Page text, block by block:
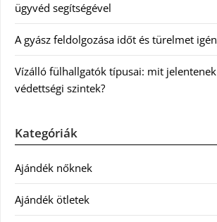
ügyvéd segítségével
A gyász feldolgozása időt és türelmet
Vízálló fülhallgatók típusai: mit jelentenek
védettségi szintek?
Kategóriák
Ajándék nőknek
Ajándék ötletek